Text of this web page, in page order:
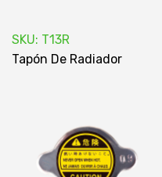
SKU: T13R
Tapón De Radiador